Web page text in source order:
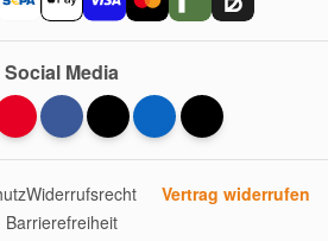
Social Media
Widerrufsrecht
Vertrag widerrufen
Barrierefreiheit